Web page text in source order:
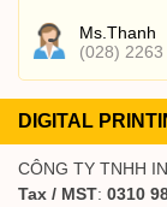
Ms.Thanh
(028) 2263
DIGITAL
CÔNG TY TNHH
Tax / MST: 0310